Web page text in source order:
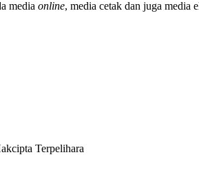
media online, media cetak dan juga media
Terpelihara